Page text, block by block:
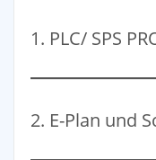
1. PLC/ SPS
2. E-Plan und